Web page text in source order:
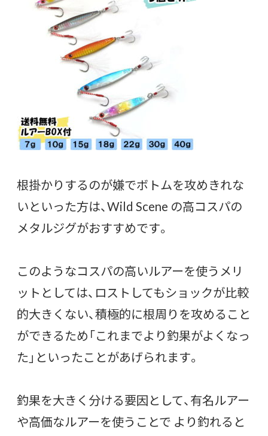
根掛かりするのが嫌でボトムを攻めきれな
いといった方は、Wild Scene の高コスパの
メタルジグがおすすめです。
このようなコスパの高いルアーを使うメリ
ットとしては、ロストしてもショックが比較
的大きくない、積極的に根周りを攻めること
ができるため「これまでより釣果がよくなっ
た」といったことがあげられます。
釣果を大きく分ける要因として、有名ルアー
や高価なルアーを使うことで より釣れると